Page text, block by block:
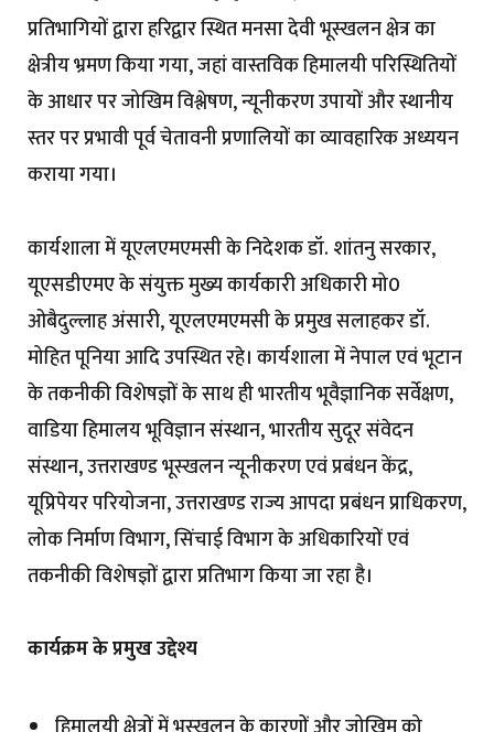
प्रतिभागियों द्वारा हरिद्वार स्थित मनसा देवी भूस्खलन क्षेत्र का
क्षेत्रीय भ्रमण किया गया, जहां वास्तविक हिमालयी परिस्थितियों
के आधार पर जोखिम विश्लेषण, न्यूनीकरण उपायों और स्थानीय
स्तर पर प्रभावी पूर्व चेतावनी प्रणालियों का व्यावहारिक अध्ययन
कराया गया।
कार्यशाला में यूएलएमएमसी के निदेशक डॉ. शांतनु सरकार,
यूएसडीएमए के संयुक्त मुख्य कार्यकारी अधिकारी मो0
ओबैदुल्लाह अंसारी, यूएलएमएमसी के प्रमुख सलाहकर डॉ.
मोहित पूनिया आदि उपस्थित रहे। कार्यशाला में नेपाल एवं भूटान
के तकनीकी विशेषज्ञों के साथ ही भारतीय भूवैज्ञानिक सर्वेक्षण,
वाडिया हिमालय भूविज्ञान संस्थान, भारतीय सुदूर संवेदन
संस्थान, उत्तराखण्ड भूस्खलन न्यूनीकरण एवं प्रबंधन केंद्र,
यूप्रिपेयर परियोजना, उत्तराखण्ड राज्य आपदा प्रबंधन प्राधिकरण,
लोक निर्माण विभाग, सिंचाई विभाग के अधिकारियों एवं
तकनीकी विशेषज्ञों द्वारा प्रतिभाग किया जा रहा है।
कार्यक्रम के प्रमुख उद्देश्य